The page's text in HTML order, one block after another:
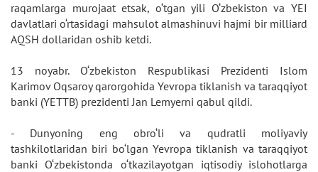
raqamlarga murojaat etsak, o‘tgan yili O‘zbekiston va YEI
davlatlari o‘rtasidagi mahsulot almashinuvi hajmi bir milliard
AQSH dollaridan oshib ketdi.
13 noyabr. O‘zbekiston Respublikasi Prezidenti Islom
Karimov Oqsaroy qarorgohida Yevropa tiklanish va taraqqiyot
banki (YETTB) prezidenti Jan Lemyerni qabul qildi.
- Dunyoning eng obro‘li va qudratli moliyaviy
tashkilotlaridan biri bo‘lgan Yevropa tiklanish va taraqqiyot
banki O‘zbekistonda o‘tkazilayotgan iqtisodiy islohotlarga